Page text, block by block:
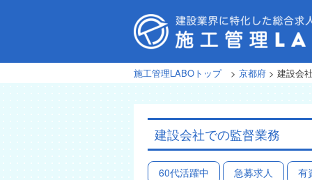
施工管理LABOトップ> 京都府 > 建設会
建設会社での監督業務
60代活躍中 急募求人
有